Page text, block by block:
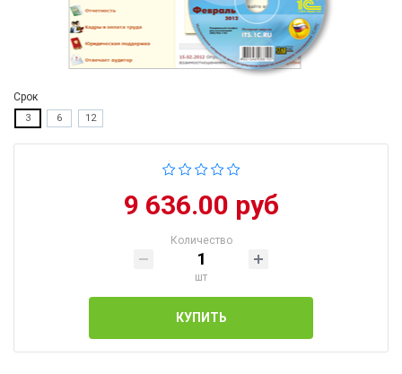
Срок
3 6 12
9 636.00 руб
Количество
шт
КУПИТЬ